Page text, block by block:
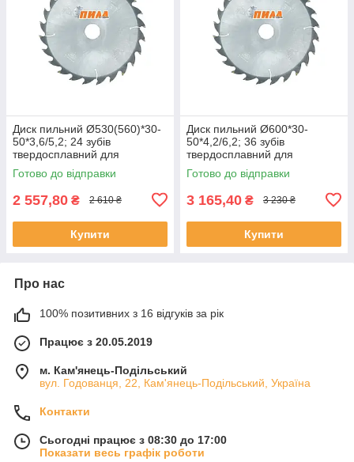
Диск пильний Ø530(560)*30-
50*3,6/5,2; 24 зубів
твердосплавний для
поздовжнього розпилу по
дереву
Готово до відправки
2 557,80 ₴ 2 610 ₴
Купити
Диск пильний Ø600*30-
50*4,2/6,2; 36 зубів
твердосплавний для
поздовжнього розпилу по
дереву
Готово до відправки
3 165,40 ₴ 3 230 ₴
Купити
Про нас
100% позитивних з 16 відгуків за рік
Працює з 20.05.2019
м. Кам'янець-Подільський
вул. Годованця, 22, Кам'янець-Подільський, Україна
Контакти
Сьогодні працює з 08:30 до 17:00
Показати весь графік роботи